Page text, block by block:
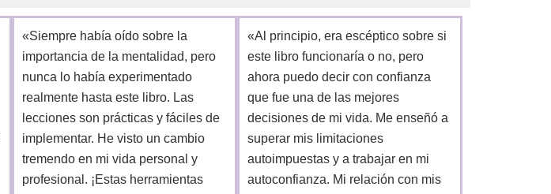
«Siempre había oído sobre la
importancia de la mentalidad, pero
nunca lo había experimentado
realmente hasta este libro. Las
lecciones son prácticas y fáciles de
implementar. He visto un cambio
tremendo en mi vida personal y
profesional. ¡Estas herramientas
«Al principio, era escéptico sobre si
este libro funcionaría o no, pero
ahora puedo decir con confianza
que fue una de las mejores
decisiones de mi vida. Me enseñó a
superar mis limitaciones
autoimpuestas y a trabajar en mi
autoconfianza. Mi relación con mis